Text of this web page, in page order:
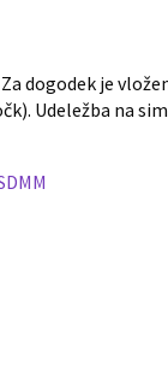
dogodek je
Udeležba na